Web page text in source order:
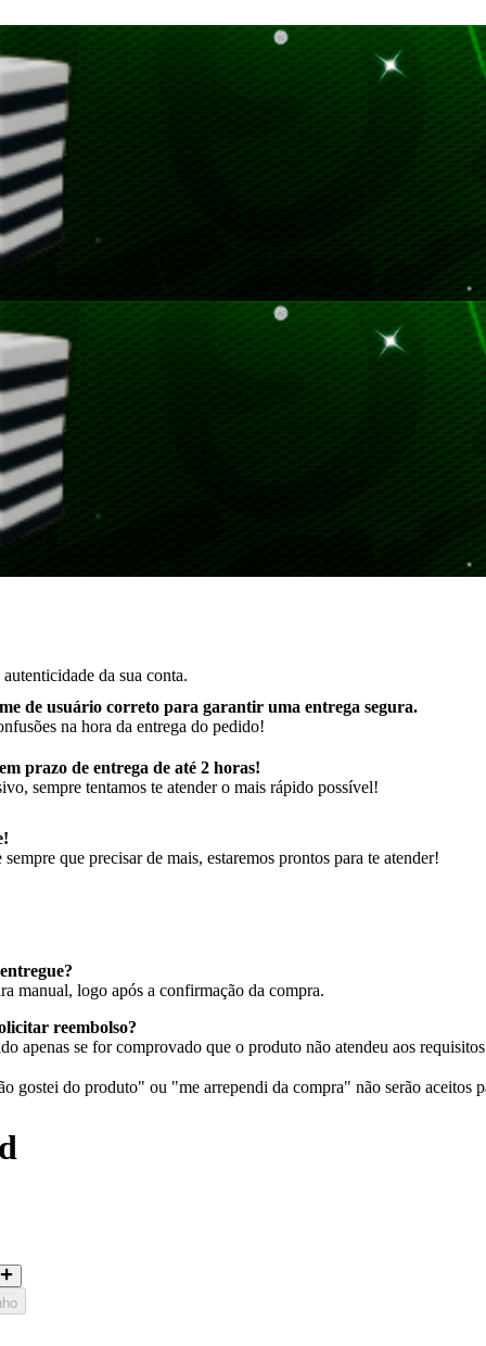
da sua conta.
de usuário correto para garantir uma entrega segura.
na hora da entrega do pedido!
prazo de entrega de até 2 horas!
sempre tentamos te atender o mais rápido possível!
que precisar de mais, estaremos prontos para te atender!
manual, logo após a confirmação da compra.
reembolso?
apenas se for comprovado que o produto não atendeu aos
gostei do produto" ou "me arrependi da compra" não serão aceitos